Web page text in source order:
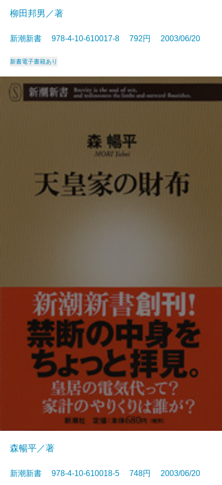
柳田邦男／著
新潮新書 978-4-10-610017-8 792円 2003/06/20
新書電子書籍あり
森暢平／著
新潮新書 978-4-10-610018-5 748円 2003/06/20